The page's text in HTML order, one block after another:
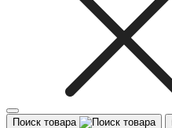
Поиск товара